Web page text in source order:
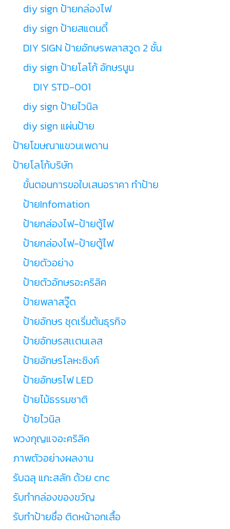
diy sign ป้ายกล่องไฟ
diy sign ป้ายสแตนดี้
DIY SIGN ป้ายอักษรพลาสวูด 2 ชั้น
diy sign ป้ายโลโก้ อักษรนูน
DIY STD-001
diy sign ป้ายไวนิล
diy sign แผ่นป้าย
ป้ายโฆษณาแขวนเพดาน
ป้ายโลโก้บริษัท
ขั้นตอนการขอใบเสนอราคา ทำป้าย
ป้ายInfomation
ป้ายกล่องไฟ-ป้ายตู้ไฟ
ป้ายกล่องไฟ-ป้ายตู้ไฟ
ป้ายตัวอย่าง
ป้ายตัวอักษรอะคริลิค
ป้ายพลาสวู๊ด
ป้ายอักษร ชุดเริ่มต้นธุรกิจ
ป้ายอักษรสเเตนเลส
ป้ายอักษรโลหะซิงค์
ป้ายอักษรไฟ LED
ป้ายไม้ธรรมชาติ
ป้ายไวนิล
พวงกุญแจอะคริลิค
ภาพตัวอย่างผลงาน
รับฉลุ แกะสลัก ด้วย cnc
รับทำกล่องของขวัญ
รับทำป้ายชื่อ ติดหน้าอกเสื้อ